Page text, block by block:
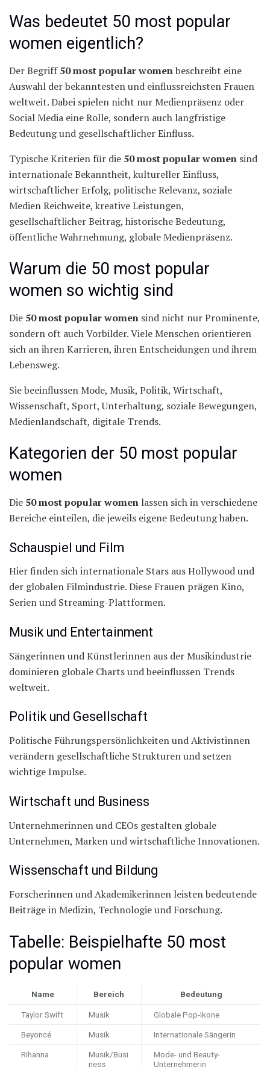
Was bedeutet 50 most popular
women eigentlich?
Der Begriff50 most popular womenbeschreibt eine
Auswahl der bekanntesten und einflussreichsten Frauen
weltweit. Dabei spielen nicht nur Medienpräsenz oder
Social Media eine Rolle, sondern auch langfristige
Bedeutung und gesellschaftlicher Einfluss.
Typische Kriterien für die 50 most popular women sind
internationale Bekanntheit, kultureller Einfluss,
wirtschaftlicher Erfolg, politische Relevanz, soziale
Medien Reichweite, kreative Leistungen,
gesellschaftlicher Beitrag, historische Bedeutung,
öffentliche Wahrnehmung, globale Medienpräsenz.
Warum die 50 most popular
women so wichtig sind
Die 50 most popular women sind nicht nur Prominente,
sondern oft auch Vorbilder. Viele Menschen orientieren
sich an ihren Karrieren, ihren Entscheidungen und ihrem
Lebensweg.
Sie beeinflussen Mode, Musik, Politik, Wirtschaft,
Wissenschaft, Sport, Unterhaltung, soziale Bewegungen,
Medienlandschaft, digitale Trends.
Kategorien der 50 most popular
women
Die 50 most popular women lassen sich in verschiedene
Bereiche einteilen, die jeweils eigene Bedeutung haben.
Schauspiel und Film
Hier finden sich internationale Stars aus Hollywood und
der globalen Filmindustrie. Diese Frauen prägen Kino,
Serien und Streaming-Plattformen.
Musik und Entertainment
Sängerinnen und Künstlerinnen aus der Musikindustrie
dominieren globale Charts und beeinflussen Trends
weltweit.
Politik und Gesellschaft
Politische Führungspersönlichkeiten und Aktivistinnen
verändern gesellschaftliche Strukturen und setzen
wichtige Impulse.
Wirtschaft und Business
Unternehmerinnen und CEOs gestalten globale
Unternehmen, Marken und wirtschaftliche Innovationen.
Wissenschaft und Bildung
Forscherinnen und Akademikerinnen leisten bedeutende
Beiträge in Medizin, Technologie und Forschung.
Tabelle: Beispielhafte 50 most
popular women
Name Bereich Bedeutung
Taylor Swift Musik Globale Pop-Ikone
Beyoncé Musik Internationale Sängerin
Rihanna
Musik/Busi
ness
Mode- und Beauty-
Unternehmerin